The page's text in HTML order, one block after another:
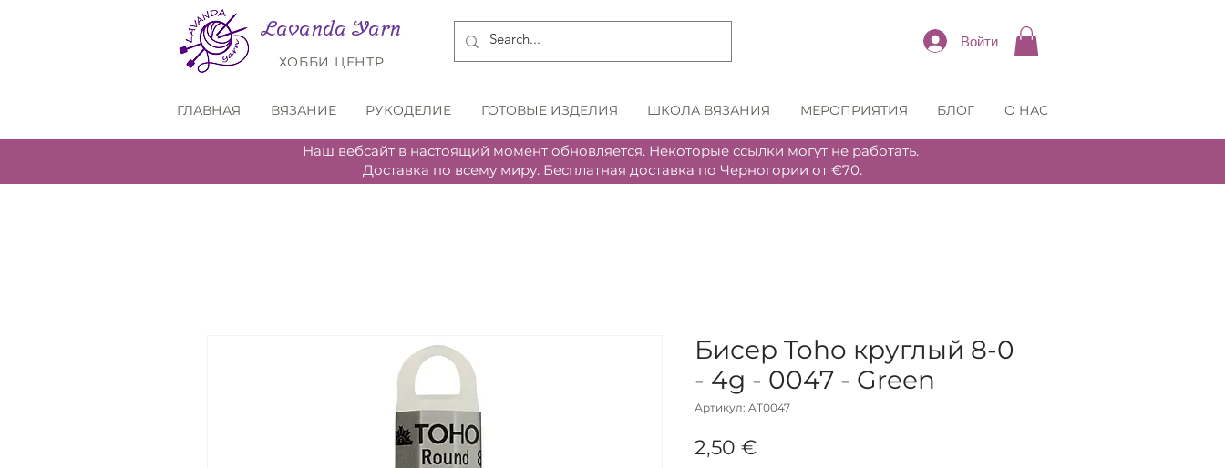
Lavanda Yarn
ХОББИ ЦЕНТР
Войти
ГЛАВНАЯ ВЯЗАНИЕ РУКОДЕЛИЕ ГОТОВЫЕ ИЗДЕЛИЯ ШКОЛА ВЯЗАНИЯ МЕРОПРИЯТИЯ БЛОГ О НАС
Наш вебсайт в настоящий момент обновляется. Некоторые ссылки могут не работать.
Доставка по всему миру. Бесплатная доставка по Черногории от €70.
Бисер Toho круглый 8-0
- 4g - 0047 - Green
Артикул: AT0047
2,50 €